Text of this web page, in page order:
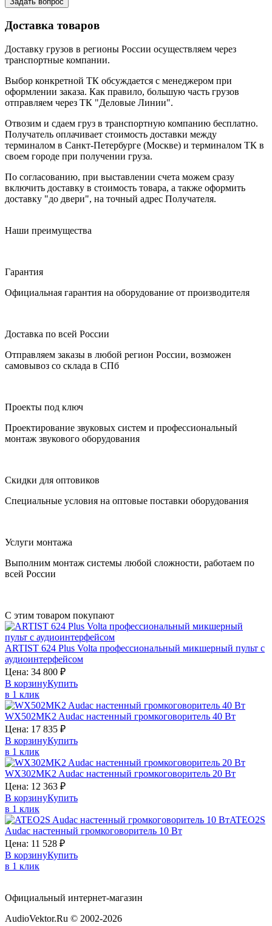
Доставка товаров
Доставку грузов в регионы России осуществляем через
транспортные компании.
Выбор конкретной ТК обсуждается с менеджером при
оформлении заказа. Как правило, большую часть грузов
отправляем через ТК "Деловые Линии".
Отвозим и сдаем груз в транспортную компанию бесплатно.
Получатель оплачивает стоимость доставки между
терминалом в Санкт-Петербурге (Москве) и терминалом ТК в
своем городе при получении груза.
По согласованию, при выставлении счета можем сразу
включить доставку в стоимость товара, а также оформить
доставку "до двери", на точный адрес Получателя.
Наши преимущества
Гарантия
Официальная гарантия на оборудование от производителя
Доставка по всей России
Отправляем заказы в любой регион России, возможен
самовывоз со склада в СПб
Проекты под ключ
Проектирование звуковых систем и профессиональный
монтаж звукового оборудования
Скидки для оптовиков
Специальные условия на оптовые поставки оборудования
Услуги монтажа
Выполним монтаж системы любой сложности, работаем по
всей России
С этим товаром покупают
ARTIST 624 Plus Volta профессиональный микшерный пульт с
аудиоинтерфейсом
Цена: 34 800 ₽
В корзинуКупить
в 1 клик
WX502MK2 Audac настенный громкоговоритель 40 Вт
Цена: 17 835 ₽
В корзинуКупить
в 1 клик
WX302MK2 Audac настенный громкоговоритель 20 Вт
Цена: 12 363 ₽
В корзинуКупить
в 1 клик
ATEO2S
Audac настенный громкоговоритель 10 Вт
Цена: 11 528 ₽
В корзинуКупить
в 1 клик
Официальный интернет-магазин
AudioVektor.Ru © 2002-2026